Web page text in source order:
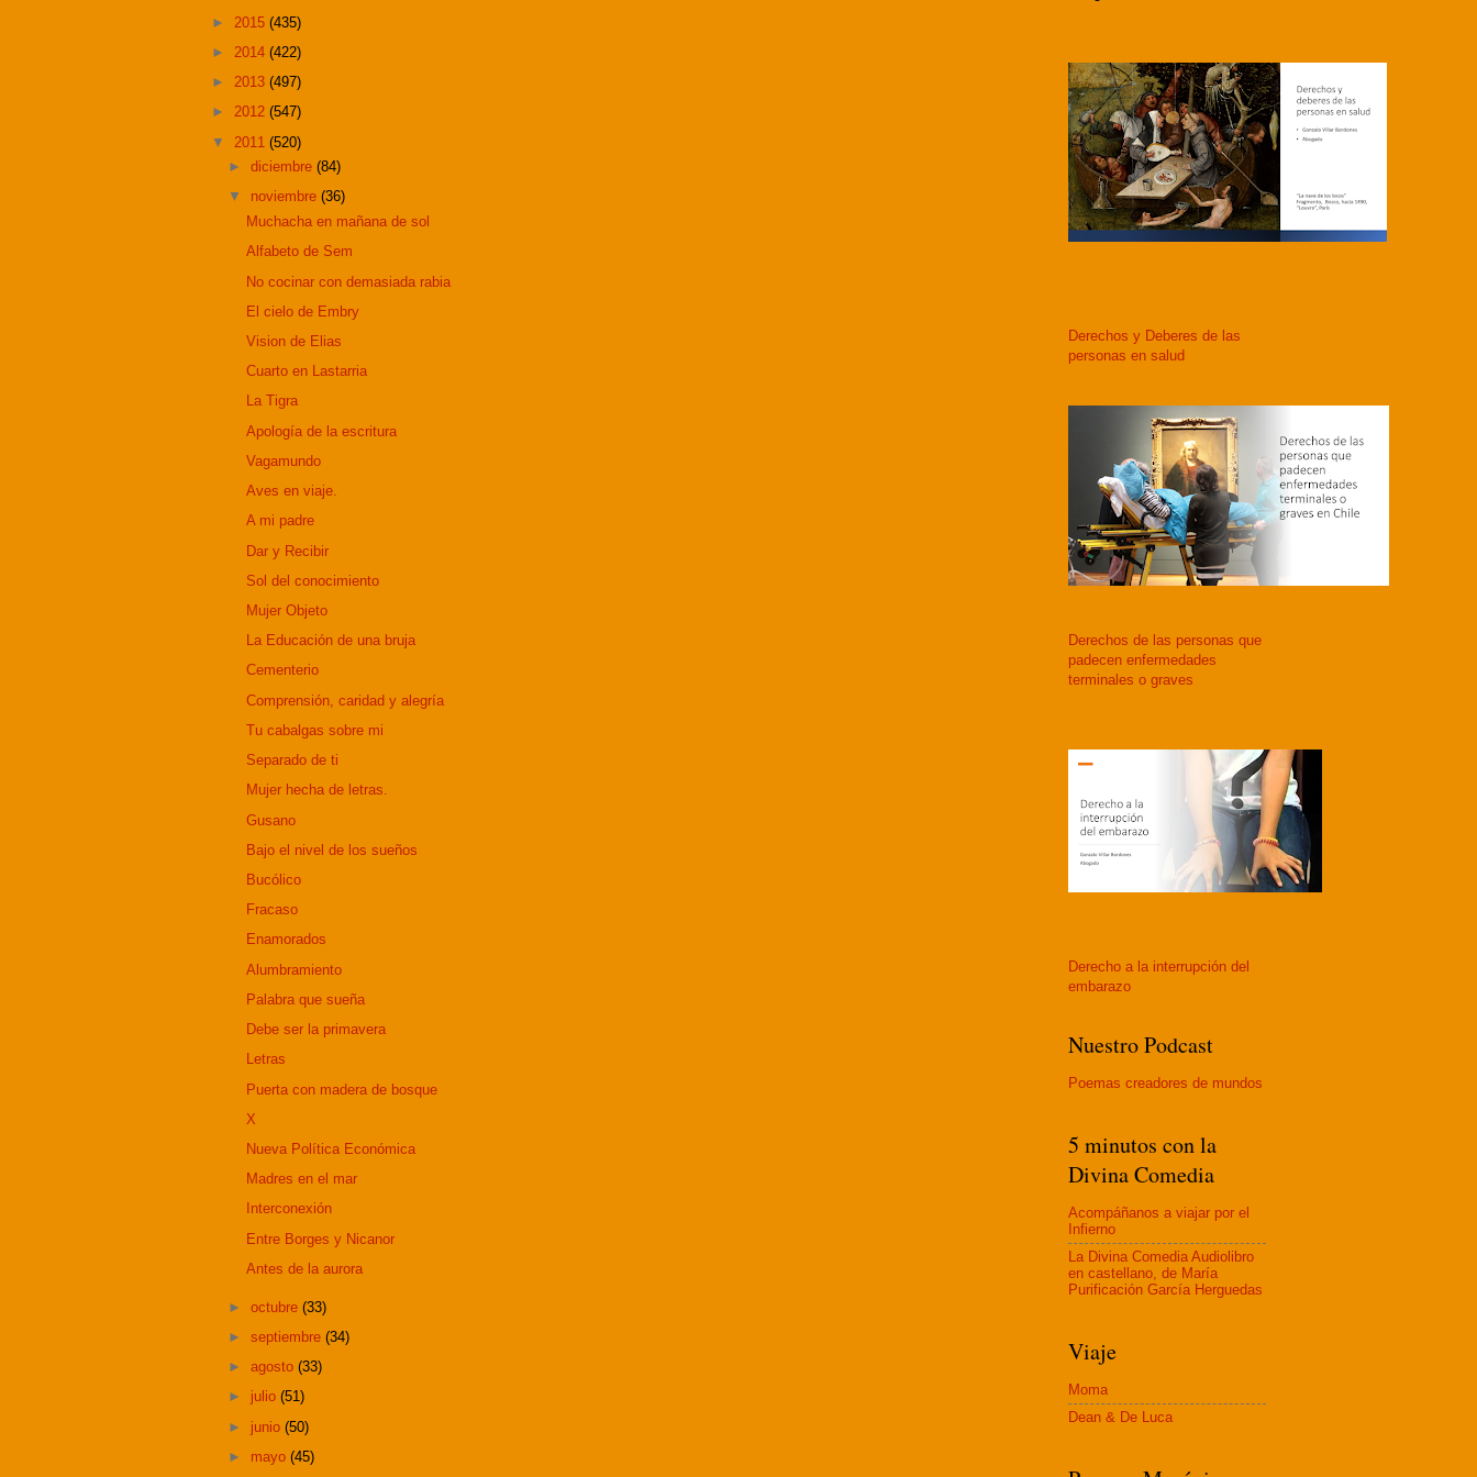
► 2015 (435)
► 2014 (422)
► 2013 (497)
► 2012 (547)
▼ 2011 (520)
►diciembre(84)
▼ noviembre(36)
Muchacha en mañana de sol
Alfabeto de Sem
No cocinar con demasiada rabia
El cielo de Embry
Vision de Elias
Cuarto en Lastarria
La Tigra
Apología de la escritura
Vagamundo
Aves en viaje.
A mi padre
Dar y Recibir
Sol del conocimiento
Mujer Objeto
La Educación de una bruja
Cementerio
Comprensión, caridad y alegría
Tu cabalgas sobre mi
Separado de ti
Mujer hecha de letras.
Gusano
Bajo el nivel de los sueños
Bucólico
Fracaso
Enamorados
Alumbramiento
Palabra que sueña
Debe ser la primavera
Letras
Puerta con madera de bosque
X
Nueva Política Económica
Madres en el mar
Interconexión
Entre Borges y Nicanor
Antes de la aurora
►octubre(33)
►septiembre(34)
►agosto(33)
► julio(51)
► junio(50)
► mayo(45)
Derechos y Deberes de las
personas en salud
Derechos de las personas que
padecen enfermedades
terminales o graves
Derecho a la interrupción del
embarazo
Nuestro Podcast
Poemas creadores de mundos
5 minutos con la
Divina Comedia
Acompáñanos a viajar por el
Infierno
La Divina Comedia Audiolibro
en castellano, de María
Purificación García Herguedas
Viaje
Moma
Dean & De Luca